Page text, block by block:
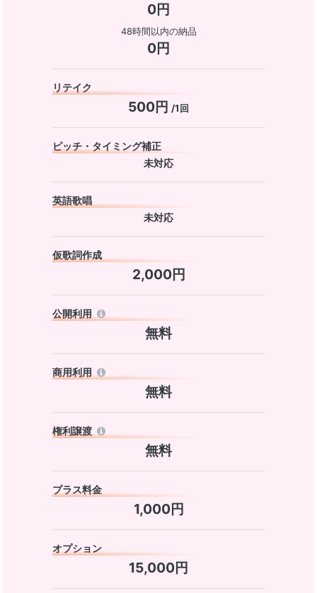
0円
48時間以内の納品
0円
リテイク
500円 /1回
ピッチ・タイミング補正
未対応
英語歌唱
未対応
仮歌詞作成
2,000円
公開利用
無料
商用利用
無料
権利譲渡
無料
プラス料金
1,000円
オプション
15,000円